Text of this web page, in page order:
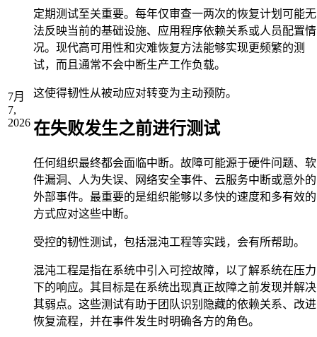
7月
7,
2026
定期测试至关重要。每年仅审查一两次的恢复计划可能无
法反映当前的基础设施、应用程序依赖关系或人员配置情
况。现代高可用性和灾难恢复方法能够实现更频繁的测
试，而且通常不会中断生产工作负载。
这使得韧性从被动应对转变为主动预防。
在失败发生之前进行测试
任何组织最终都会面临中断。故障可能源于硬件问题、软
件漏洞、人为失误、网络安全事件、云服务中断或意外的
外部事件。最重要的是组织能够以多快的速度和多有效的
方式应对这些中断。
受控的韧性测试，包括混沌工程等实践，会有所帮助。
混沌工程是指在系统中引入可控故障，以了解系统在压力
下的响应。其目标是在系统出现真正故障之前发现并解决
其弱点。这些测试有助于团队识别隐藏的依赖关系、改进
恢复流程，并在事件发生时明确各方的角色。